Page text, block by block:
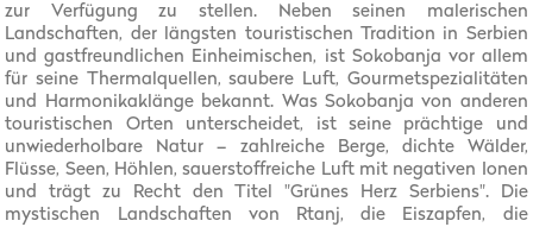
zur Verfügung zu stellen. Neben seinen malerischen
Landschaften, der längsten touristischen Tradition in Serbien
und gastfreundlichen Einheimischen, ist Sokobanja vor allem
für seine Thermalquellen, saubere Luft, Gourmetspezialitäten
und Harmonikaklänge bekannt. Was Sokobanja von anderen
touristischen Orten unterscheidet, ist seine prächtige und
unwiederholbare Natur – zahlreiche Berge, dichte Wälder,
Flüsse, Seen, Höhlen, sauerstoffreiche Luft mit negativen Ionen
und trägt zu Recht den Titel "Grünes Herz Serbiens". Die
mystischen Landschaften von Rtanj, die Eiszapfen, die